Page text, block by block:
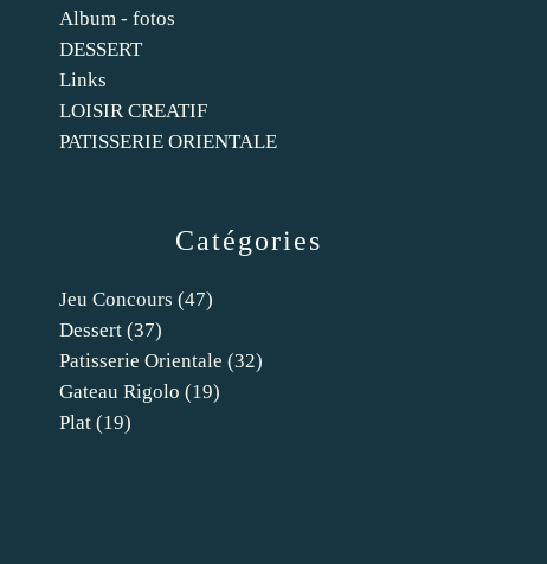
Catégories
Jeu Concours (47)
Dessert (37)
Patisserie Orientale (32)
Gateau Rigolo (19)
Plat (19)
Album - fotos
DESSERT
Links
LOISIR CREATIF
PATISSERIE ORIENTALE